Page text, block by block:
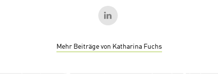
Mehr Beiträge von Katharina Fuchs